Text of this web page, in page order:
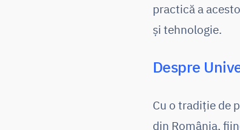
practică a
și tehnologie.
Despre
Cu o tradiție de
din România,